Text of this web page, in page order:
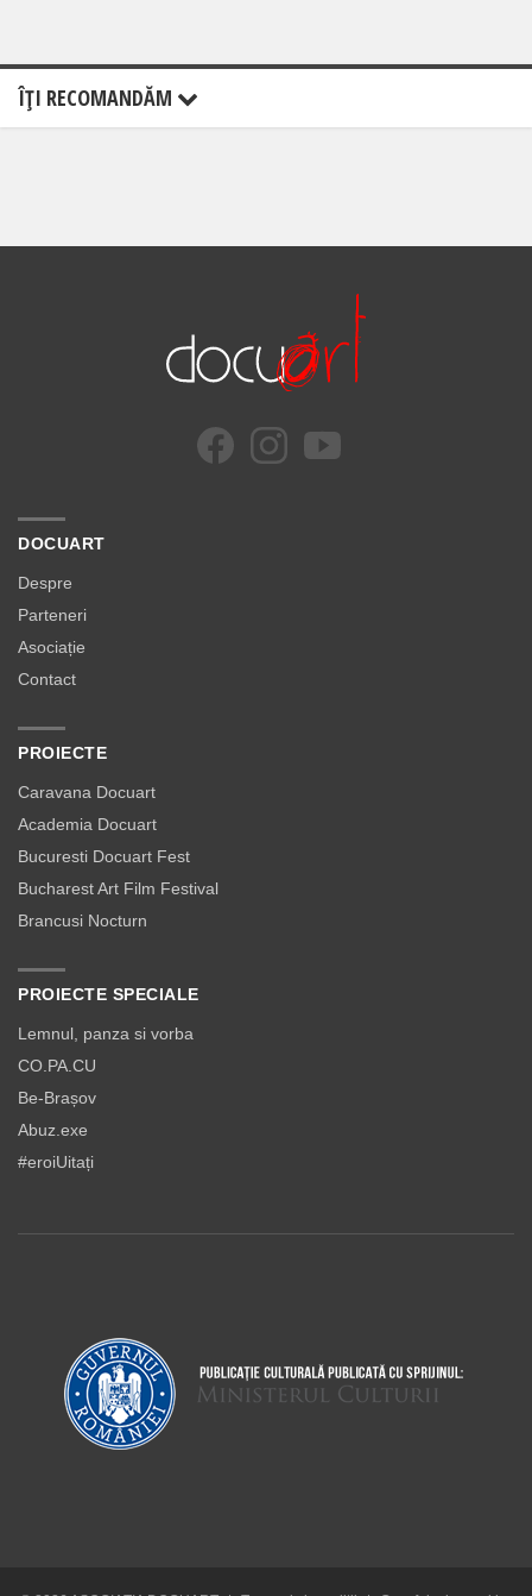
ÎŢI RECOMANDĂM
DOCUART
Despre
Parteneri
Asociație
Contact
PROIECTE
Caravana Docuart
Academia Docuart
Bucuresti Docuart Fest
Bucharest Art Film Festival
Brancusi Nocturn
PROIECTE SPECIALE
Lemnul, panza si vorba
CO.PA.CU
Be-Brașov
Abuz.exe
#eroiUitați